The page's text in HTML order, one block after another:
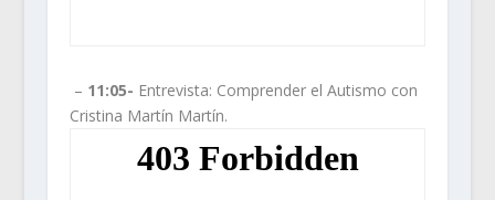
– 11:05- Entrevista: Comprender el Autismo con
Cristina Martín Martín.